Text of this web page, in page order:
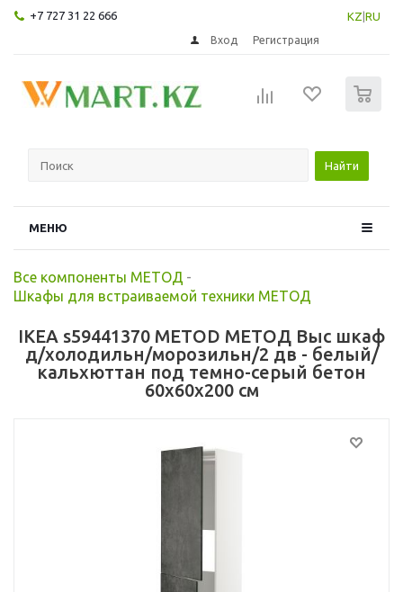
+7 727 31 22 666 KZ RU
Вход Регистрация
Найти
МЕНЮ
Все компоненты МЕТОД -
Шкафы для встраиваемой техники МЕТОД
IKEA s59441370 METOD МЕТОД Выс шкаф
д/холодильн/морозильн/2 дв - белый/
кальхюттан под темно-серый бетон
60x60x200 см